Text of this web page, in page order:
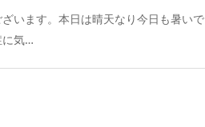
います。本日は晴天なり今日も暑いで
に気…